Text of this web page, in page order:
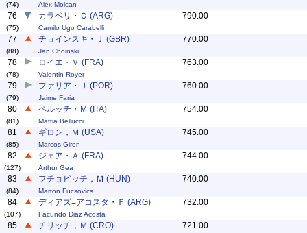
(74) Alex Molcan
76
(75)
カラベリ・Ｃ (ARG)
Camilo Ugo Carabelli
790.00
77
(88)
チョインスキ・Ｊ (GBR)
Jan Choinski
770.00
78
(78)
ロイエ・Ｖ (FRA)
Valentin Royer
763.00
79
(79)
ファリア・Ｊ (POR)
Jaime Faria
760.00
80
(81)
ベルッチ・Ｍ (ITA)
Mattia Bellucci
754.00
81
(85)
ギロン，Ｍ (USA)
Marcos Giron
745.00
82
(127)
ジェア・Ａ (FRA)
Arthur Gea
744.00
83
(84)
フチョビッチ，Ｍ (HUN)
Marton Fucsovics
740.00
84
(107)
ディアズ=アコスタ・Ｆ (ARG)
Facundo Diaz Acosta
732.00
85 チリッチ，Ｍ (CRO) 721.00